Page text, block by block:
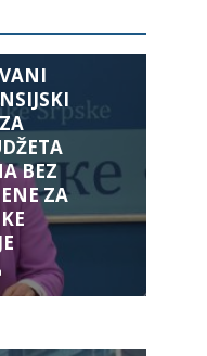
BEZ
ZA